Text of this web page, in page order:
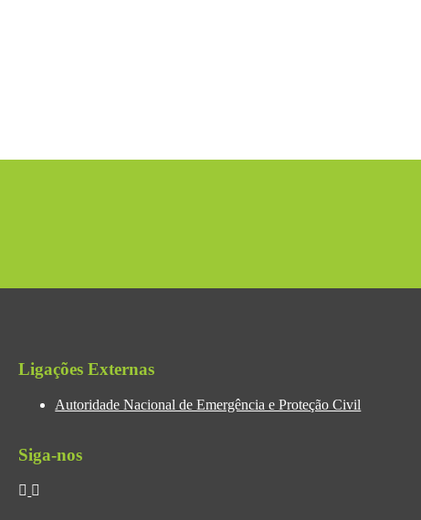
Ligações Externas
Autoridade Nacional de Emergência e Proteção Civil
Siga-nos